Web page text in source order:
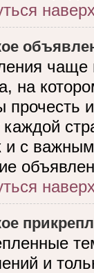
чаще
на
прочесть
каждой
и с
и